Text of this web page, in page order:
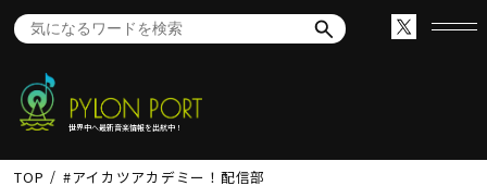
世界中へ最新音楽情報を出航中！
TOP #アイカツアカデミー！配信部